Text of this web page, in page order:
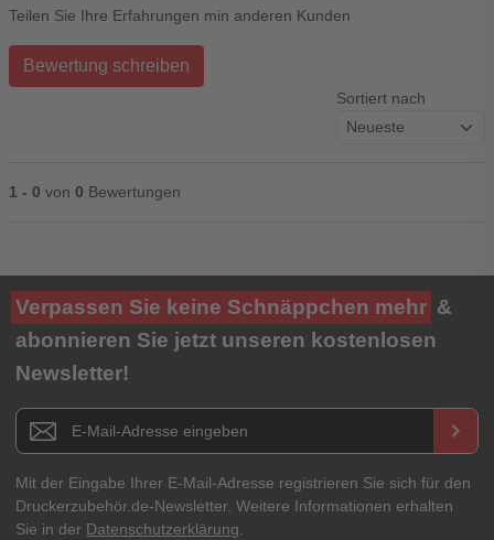
Teilen Sie Ihre Erfahrungen min anderen Kunden
Bewertung schreiben
Sortiert nach
1 - 0 von 0 Bewertungen
Ihre Bewertung**
★★★★★
Titel**
E-Mail-Adresse
Ihr Passwort
Verpassen Sie keine Schnäppchen mehr &
abonnieren Sie jetzt unseren kostenlosen
Newsletter!
Newsletter E-Mail Adresse keyboard_arrow_right
Mit der Eingabe Ihrer E-Mail-Adresse registrieren Sie sich für den
Druckerzubehör.de-Newsletter. Weitere Informationen erhalten
Sie in der Datenschutzerklärung.